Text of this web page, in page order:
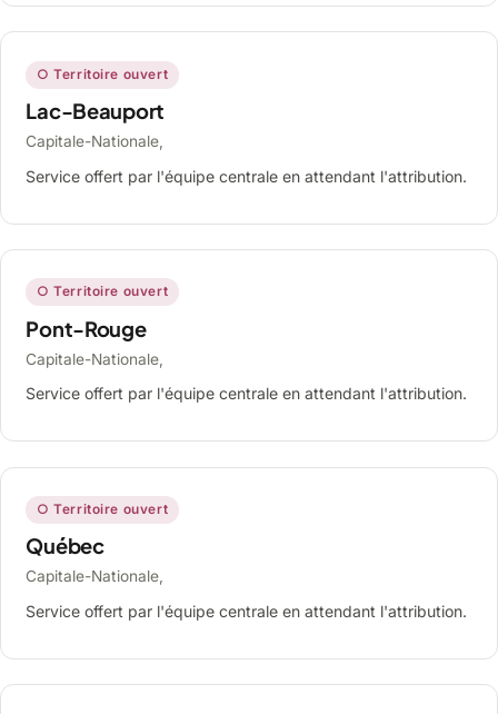
○ Territoire ouvert
Lac-Beauport
Capitale-Nationale,
Service offert par l'équipe centrale en attendant l'attribution.
○ Territoire ouvert
Pont-Rouge
Capitale-Nationale,
Service offert par l'équipe centrale en attendant l'attribution.
○ Territoire ouvert
Québec
Capitale-Nationale,
Service offert par l'équipe centrale en attendant l'attribution.